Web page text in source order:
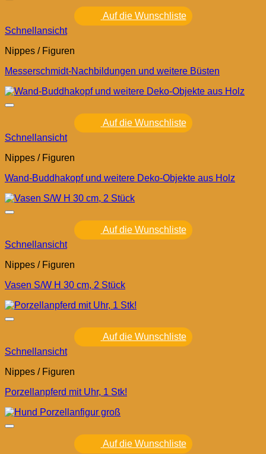
Auf die Wunschliste
Schnellansicht
Nippes / Figuren
Messerschmidt-Nachbildungen und weitere Büsten
Auf die Wunschliste
Schnellansicht
Nippes / Figuren
Wand-Buddhakopf und weitere Deko-Objekte aus Holz
Auf die Wunschliste
Schnellansicht
Nippes / Figuren
Vasen S/W H 30 cm, 2 Stück
Auf die Wunschliste
Schnellansicht
Nippes / Figuren
Porzellanpferd mit Uhr, 1 Stk!
Auf die Wunschliste